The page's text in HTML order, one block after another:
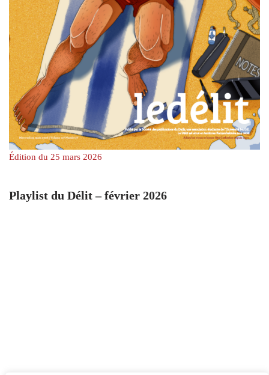
Édition du 25 mars 2026
Playlist du Délit – février 2026